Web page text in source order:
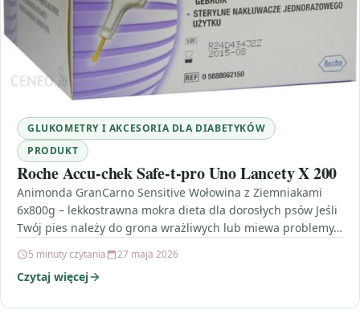
GLUKOMETRY I AKCESORIA DLA DIABETYKÓW
PRODUKT
Roche Accu-chek Safe-t-pro Uno Lancety X 200
Animonda GranCarno Sensitive Wołowina z Ziemniakami
6x800g – lekkostrawna mokra dieta dla dorosłych psów Jeśli
Twój pies należy do grona wrażliwych lub miewa problemy…
5 minuty czytania 27 maja 2026
Czytaj więcej